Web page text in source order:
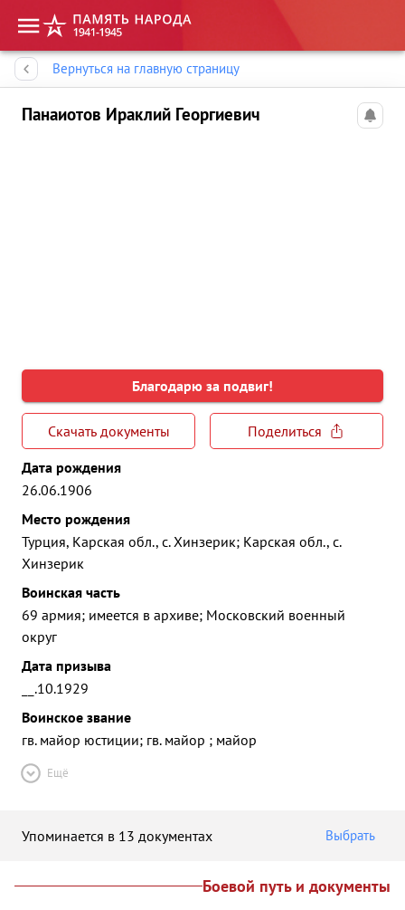
Вернуться на главную страницу
Панаиотов Ираклий Георгиевич
Благодарю за подвиг!
Скачать документы
Поделиться
Дата рождения
26.06.1906
Место рождения
Турция, Карская обл., с. Хинзерик; Карская обл., с.
Хинзерик
Воинская часть
69 армия; имеется в архиве; Московский военный
округ
Дата призыва
__.10.1929
Воинское звание
гв. майор юстиции; гв. майор ; майор
Ещё
Упоминается в 13 документах Выбрать
Боевой путь и документы
Память народа